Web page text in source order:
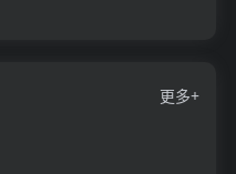
更多+